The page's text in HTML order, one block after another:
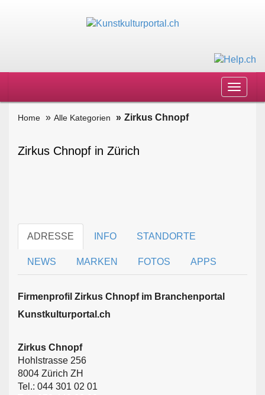
Toggle
Home Alle Kategorien Zirkus Chnopf
Zirkus Chnopf in Zürich
ADRESSE INFO STANDORTE
NEWS MARKEN FOTOS APPS
Firmen­profil Zirkus Chnopf im Branchen­portal
Kunstkulturportal.ch
Zirkus Chnopf
Hohlstrasse 256
8004 Zürich ZH
Tel.: 044 301 02 01